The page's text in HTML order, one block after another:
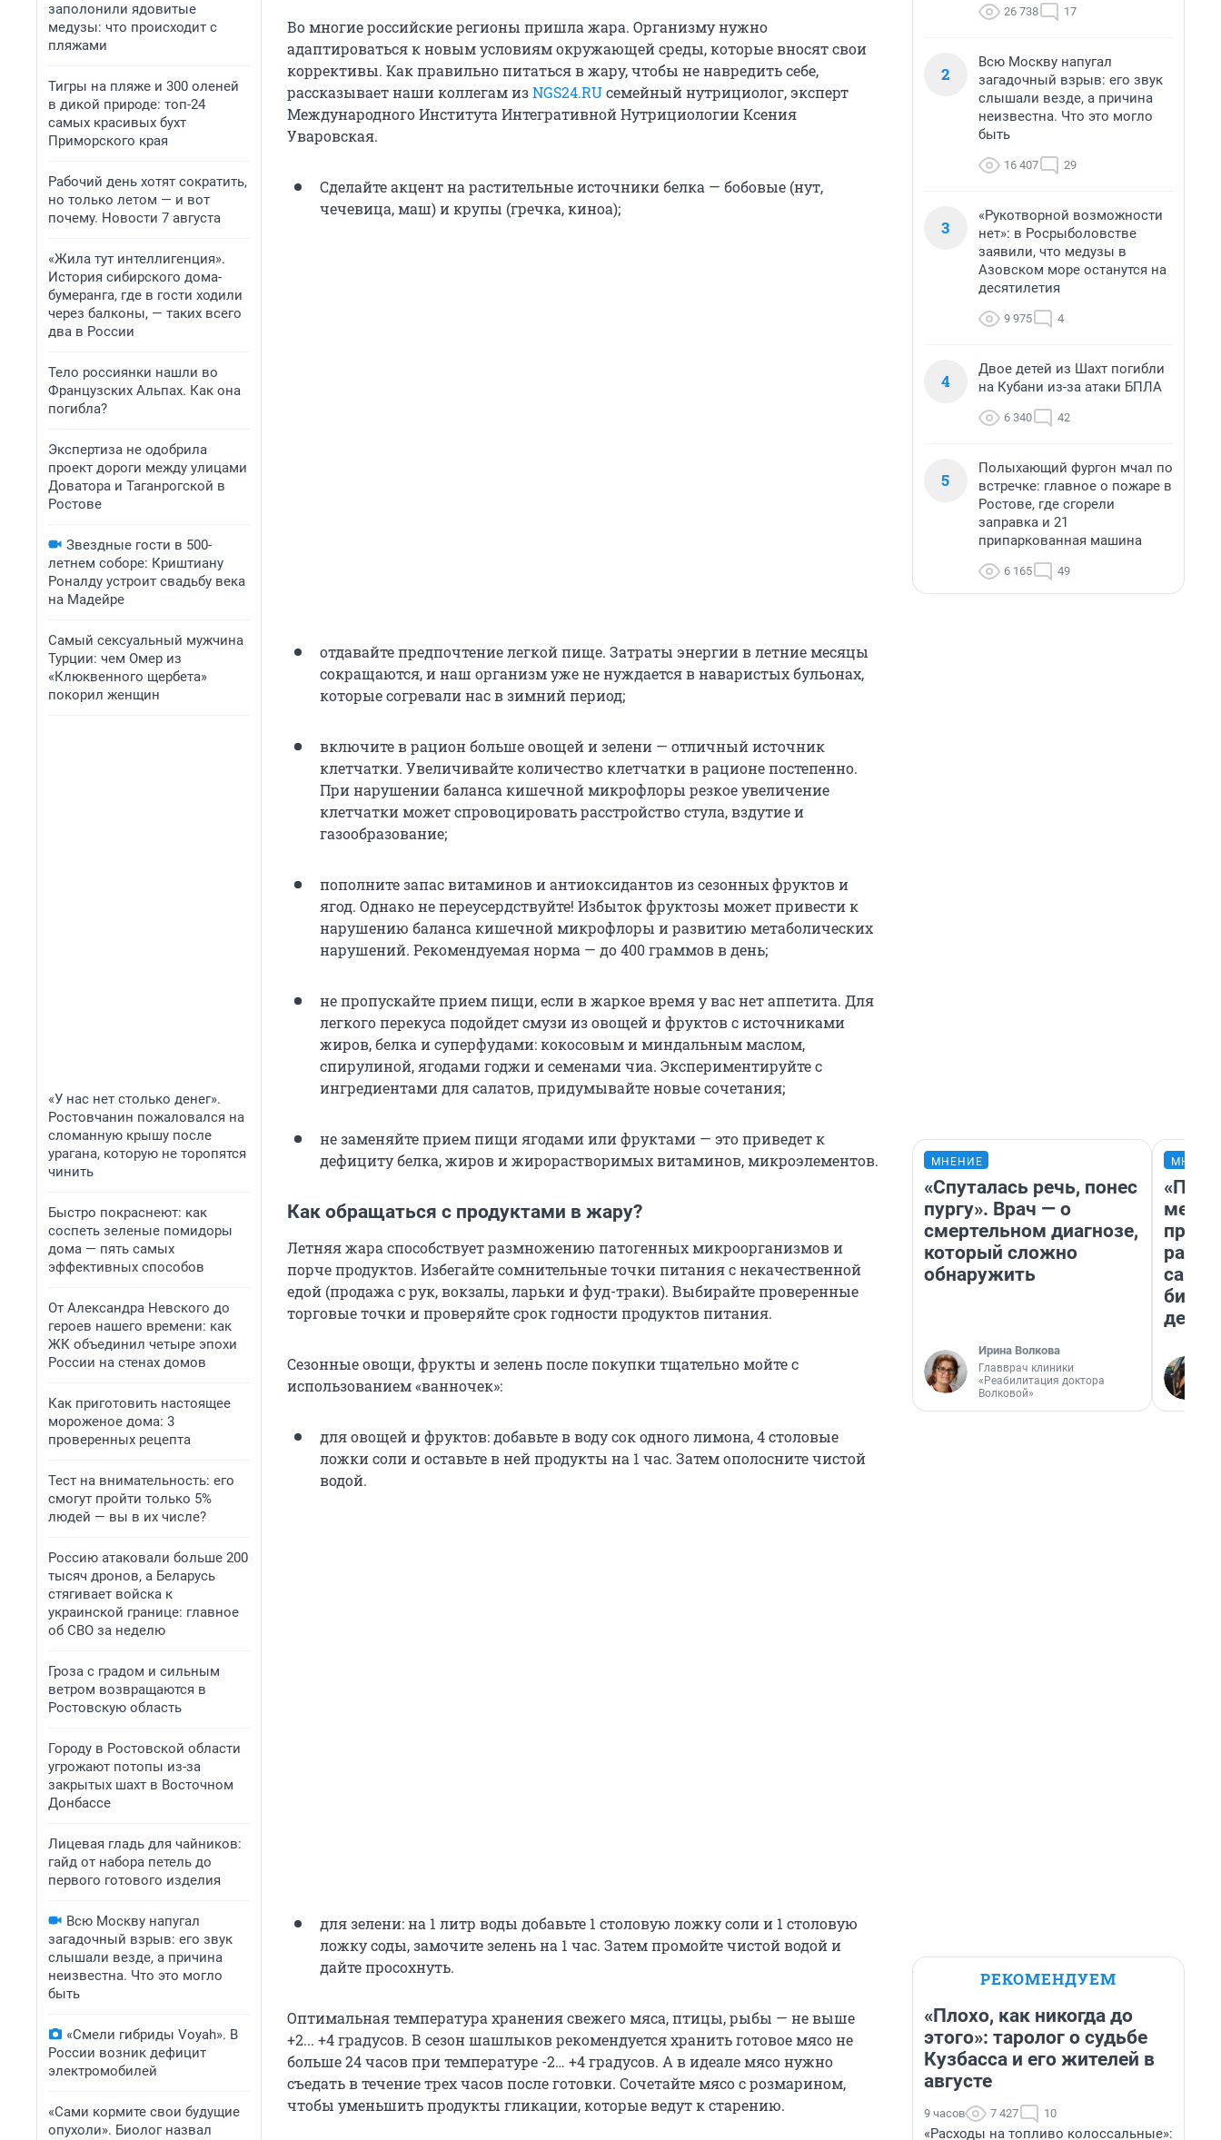
заполонили ядовитые
медузы: что происходит с
пляжами
Тигры на пляже и 300 оленей
в дикой природе: топ-24
самых красивых бухт
Приморского края
Рабочий день хотят сократить,
но только летом — и вот
почему. Новости 7 августа
«Жила тут интеллигенция».
История сибирского дома-
бумеранга, где в гости ходили
через балконы, — таких всего
два в России
Тело россиянки нашли во
Французских Альпах. Как она
погибла?
Экспертиза не одобрила
проект дороги между улицами
Доватора и Таганрогской в
Ростове
Звездные гости в 500-
летнем соборе: Криштиану
Роналду устроит свадьбу века
на Мадейре
Самый сексуальный мужчина
Турции: чем Омер из
«Клюквенного щербета»
покорил женщин
«У нас нет столько денег».
Ростовчанин пожаловался на
сломанную крышу после
урагана, которую не торопятся
чинить
Быстро покраснеют: как
соспеть зеленые помидоры
дома — пять самых
эффективных способов
От Александра Невского до
героев нашего времени: как
ЖК объединил четыре эпохи
России на стенах домов
Как приготовить настоящее
мороженое дома: 3
проверенных рецепта
Тест на внимательность: его
смогут пройти только 5%
людей — вы в их числе?
Россию атаковали больше 200
тысяч дронов, а Беларусь
стягивает войска к
украинской границе: главное
об СВО за неделю
Гроза с градом и сильным
ветром возвращаются в
Ростовскую область
Городу в Ростовской области
угрожают потопы из-за
закрытых шахт в Восточном
Донбассе
Лицевая гладь для чайников:
гайд от набора петель до
первого готового изделия
Всю Москву напугал
загадочный взрыв: его звук
слышали везде, а причина
неизвестна. Что это могло
быть
«Смели гибриды Voyah». В
России возник дефицит
электромобилей
«Сами кормите свои будущие
опухоли». Биолог назвал
Во многие российские регионы пришла жара. Организму нужно
адаптироваться к новым условиям окружающей среды, которые вносят свои
коррективы. Как правильно питаться в жару, чтобы не навредить себе,
рассказывает наши коллегам изNGS24.RUсемейный нутрициолог, эксперт
Международного Института Интегративной Нутрициологии Ксения
Уваровская.
Сделайте акцент на растительные источники белка — бобовые (нут,
чечевица, маш) и крупы (гречка, киноа);
отдавайте предпочтение легкой пище. Затраты энергии в летние месяцы
сокращаются, и наш организм уже не нуждается в наваристых бульонах,
которые согревали нас в зимний период;
включите в рацион больше овощей и зелени — отличный источник
клетчатки. Увеличивайте количество клетчатки в рационе постепенно.
При нарушении баланса кишечной микрофлоры резкое увеличение
клетчатки может спровоцировать расстройство стула, вздутие и
газообразование;
пополните запас витаминов и антиоксидантов из сезонных фруктов и
ягод. Однако не переусердствуйте! Избыток фруктозы может привести к
нарушению баланса кишечной микрофлоры и развитию метаболических
нарушений. Рекомендуемая норма — до 400 граммов в день;
не пропускайте прием пищи, если в жаркое время у вас нет аппетита. Для
легкого перекуса подойдет смузи из овощей и фруктов с источниками
жиров, белка и суперфудами: кокосовым и миндальным маслом,
спирулиной, ягодами годжи и семенами чиа. Экспериментируйте с
ингредиентами для салатов, придумывайте новые сочетания;
не заменяйте прием пищи ягодами или фруктами — это приведет к
дефициту белка, жиров и жирорастворимых витаминов, микроэлементов.
Как обращаться с продуктами в жару?
Летняя жара способствует размножению патогенных микроорганизмов и
порче продуктов. Избегайте сомнительные точки питания с некачественной
едой (продажа с рук, вокзалы, ларьки и фуд-траки). Выбирайте проверенные
торговые точки и проверяйте срок годности продуктов питания.
Сезонные овощи, фрукты и зелень после покупки тщательно мойте с
использованием «ванночек»:
для овощей и фруктов: добавьте в воду сок одного лимона, 4 столовые
ложки соли и оставьте в ней продукты на 1 час. Затем ополосните чистой
водой.
для зелени: на 1 литр воды добавьте 1 столовую ложку соли и 1 столовую
ложку соды, замочите зелень на 1 час. Затем промойте чистой водой и
дайте просохнуть.
Оптимальная температура хранения свежего мяса, птицы, рыбы — не выше
+2... +4 градусов. В сезон шашлыков рекомендуется хранить готовое мясо не
больше 24 часов при температуре -2… +4 градусов. А в идеале мясо нужно
съедать в течение трех часов после готовки. Сочетайте мясо с розмарином,
чтобы уменьшить продукты гликации, которые ведут к старению.
26 738 17
2
Всю Москву напугал
загадочный взрыв: его звук
слышали везде, а причина
неизвестна. Что это могло
быть
16 407 29
3
«Рукотворной возможности
нет»: в Росрыболовстве
заявили, что медузы в
Азовском море останутся на
десятилетия
9 975 4
4
Двое детей из Шахт погибли
на Кубани из-за атаки БПЛА
6 340 42
5
Полыхающий фургон мчал по
встречке: главное о пожаре в
Ростове, где сгорели
заправка и 21
припаркованная машина
6 165 49
МНЕНИЕ
«Спуталась речь, понес
пургу». Врач — о
смертельном диагнозе,
который сложно
обнаружить
Ирина Волкова
Главврач клиники
«Реабилитация доктора
Волковой»
РЕКОМЕНДУЕМ
«Плохо, как никогда до
этого»: таролог о судьбе
Кузбасса и его жителей в
августе
9 часов 7 427 10
«Расходы на топливо колоссальные»: